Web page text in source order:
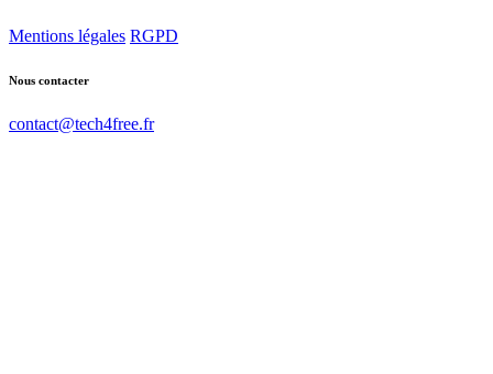
Mentions légales RGPD
Nous contacter
contact@tech4free.fr